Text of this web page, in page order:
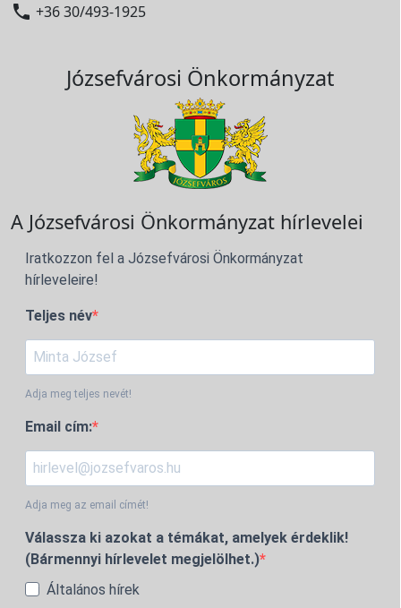
 +36 30/493-1925
Józsefvárosi Önkormányzat
A Józsefvárosi Önkormányzat hírlevelei
Iratkozzon fel a Józsefvárosi Önkormányzat
hírleveleire!
Teljes név
Adja meg teljes nevét!
Email cím:
Adja meg az email címét!
Válassza ki azokat a témákat, amelyek érdeklik!
(Bármennyi hírlevelet megjelölhet.)
Általános hírek